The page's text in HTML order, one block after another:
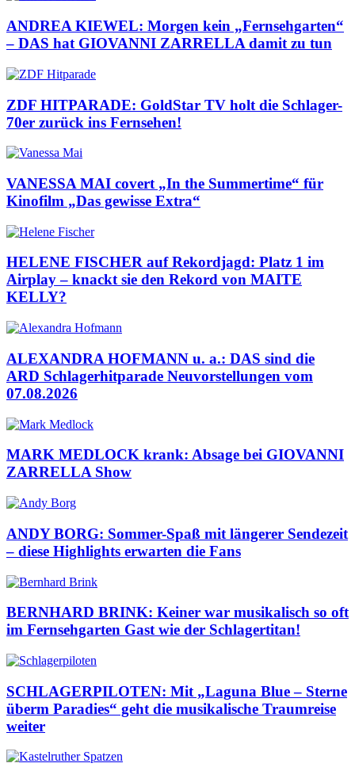
ANDREA KIEWEL: Morgen kein „Fernsehgarten“
– DAS hat GIOVANNI ZARRELLA damit zu tun
ZDF HITPARADE: GoldStar TV holt die Schlager-
70er zurück ins Fernsehen!
VANESSA MAI covert „In the Summertime“ für
Kinofilm „Das gewisse Extra“
HELENE FISCHER auf Rekordjagd: Platz 1 im
Airplay – knackt sie den Rekord von MAITE
KELLY?
ALEXANDRA HOFMANN u. a.: DAS sind die
ARD Schlagerhitparade Neuvorstellungen vom
07.08.2026
MARK MEDLOCK krank: Absage bei GIOVANNI
ZARRELLA Show
ANDY BORG: Sommer-Spaß mit längerer Sendezeit
– diese Highlights erwarten die Fans
BERNHARD BRINK: Keiner war musikalisch so oft
im Fernsehgarten Gast wie der Schlagertitan!
SCHLAGERPILOTEN: Mit „Laguna Blue – Sterne
überm Paradies“ geht die musikalische Traumreise
weiter